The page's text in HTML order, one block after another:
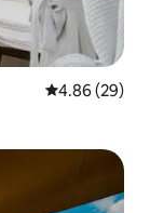
평점 4.86점(5
4.86 (29)